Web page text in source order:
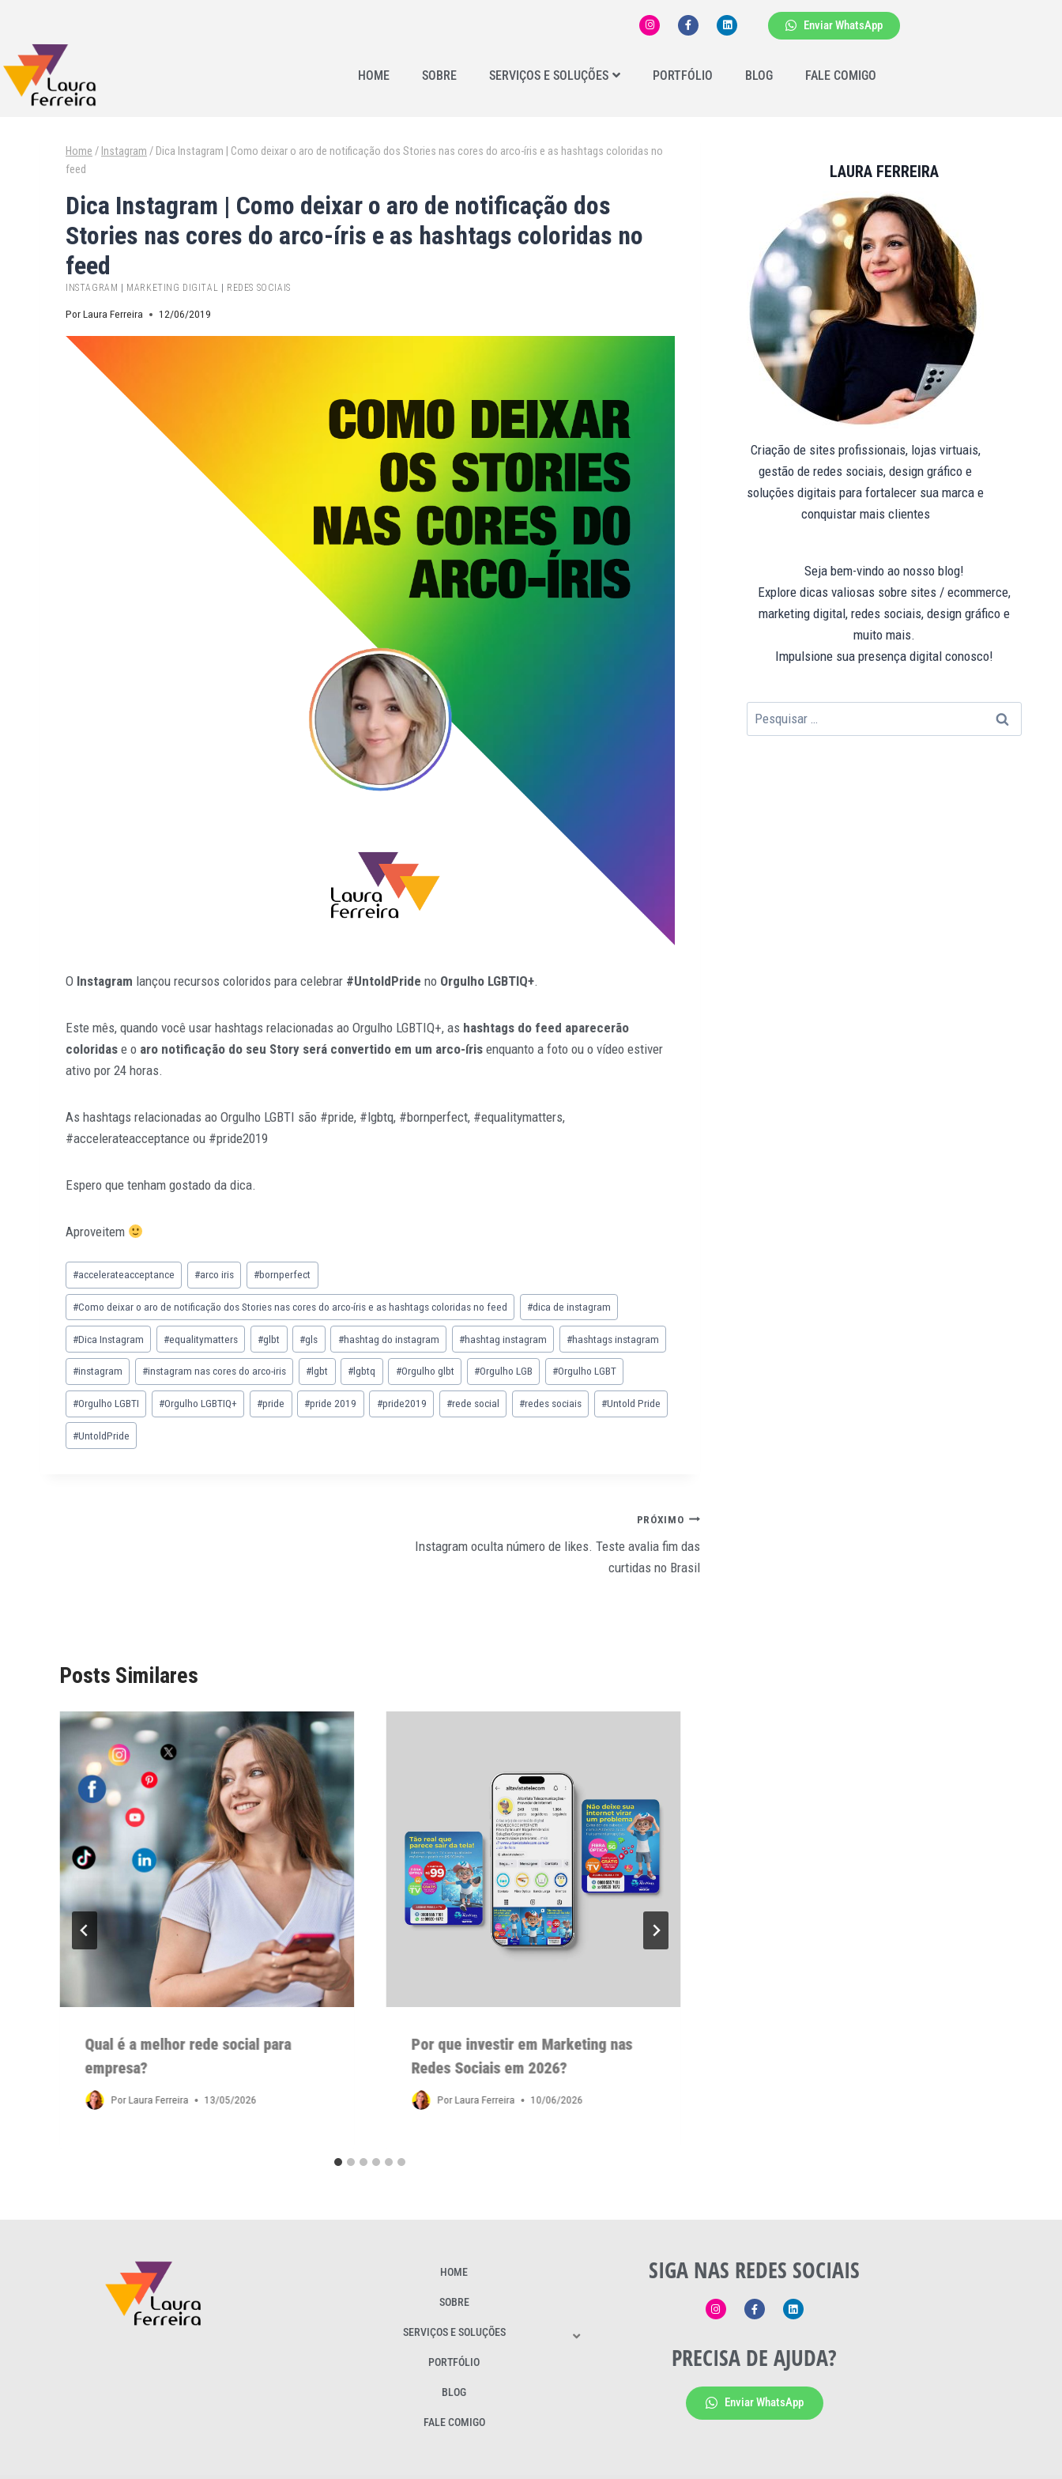
Enviar WhatsApp
HOME SOBRE SERVIÇOS E SOLUÇÕES PORTFÓLIO BLOG FALE COMIGO
Home / Instagram / Dica Instagram | Como deixar o aro de notificação dos Stories nas cores do arco-íris e as hashtags coloridas no
feed
Dica Instagram | Como deixar o aro de notificação dos
Stories nas cores do arco-íris e as hashtags coloridas no
feed
INSTAGRAM | MARKETING DIGITAL | REDES SOCIAIS
PorLaura Ferreira 12/06/2019
O Instagram lançou recursos coloridos para celebrar #UntoldPride no Orgulho LGBTIQ+.
Este mês, quando você usar hashtags relacionadas ao Orgulho LGBTIQ+, as hashtags do feed aparecerão
coloridas e o aro notificação do seu Story será convertido em um arco-íris enquanto a foto ou o vídeo estiver
ativo por 24 horas.
As hashtags relacionadas ao Orgulho LGBTI são #pride, #lgbtq, #bornperfect, #equalitymatters,
#accelerateacceptance ou #pride2019
Espero que tenham gostado da dica.
Aproveitem
#accelerateacceptance #arco iris #bornperfect
#Como deixar o aro de notificação dos Stories nas cores do arco-íris e as hashtags coloridas no feed #dica de instagram
#Dica Instagram #equalitymatters #glbt #gls #hashtag do instagram #hashtag instagram #hashtags instagram
#instagram #instagram nas cores do arco-iris #lgbt #lgbtq #Orgulho glbt #Orgulho LGB #Orgulho LGBT
#Orgulho LGBTI #Orgulho LGBTIQ+ #pride #pride 2019 #pride2019 #rede social #redes sociais #Untold Pride
#UntoldPride
PRÓXIMO
Instagram oculta número de likes. Teste avalia fim das
curtidas no Brasil
Posts Similares
Qual é a melhor rede social para
empresa?
Por Laura Ferreira 13/05/2026
Por que investir em Marketing nas
Redes Sociais em 2026?
Por Laura Ferreira 10/06/2026
LAURA FERREIRA
Criação de sites profissionais, lojas virtuais,
gestão de redes sociais, design gráfico e
soluções digitais para fortalecer sua marca e
conquistar mais clientes
Seja bem-vindo ao nosso blog!
Explore dicas valiosas sobre sites / ecommerce,
marketing digital, redes sociais, design gráfico e
muito mais.
Impulsione sua presença digital conosco!
HOME
SOBRE
SERVIÇOS E SOLUÇÕES
PORTFÓLIO
BLOG
FALE COMIGO
SIGA NAS REDES SOCIAIS
PRECISA DE AJUDA?
Enviar WhatsApp